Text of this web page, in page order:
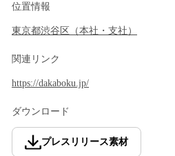
位置情報
東京都渋谷区 （本社・支社 ）
関連リンク
https://dakaboku.jp/
ダウンロード
プレスリリース素材